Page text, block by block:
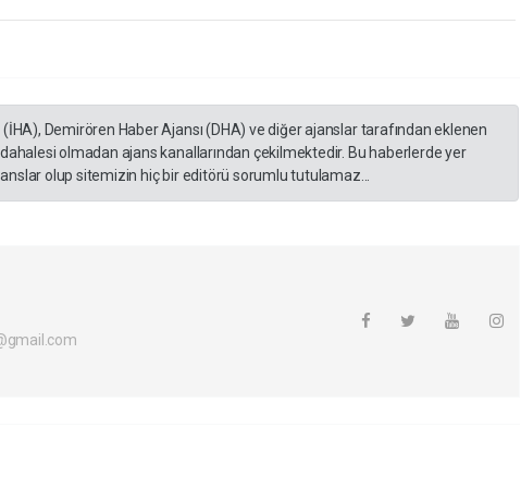
Demirören Haber Ajansı (DHA) ve diğer ajanslar tarafından eklenen
olmadan ajans kanallarından çekilmektedir. Bu haberlerde yer
olup sitemizin hiç bir editörü sorumlu tutulamaz...